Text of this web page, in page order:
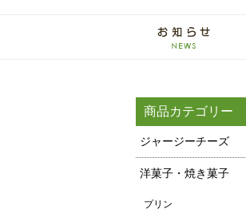
商品カテゴリー
ジャージーチーズ
洋菓子・焼き菓子
プリン